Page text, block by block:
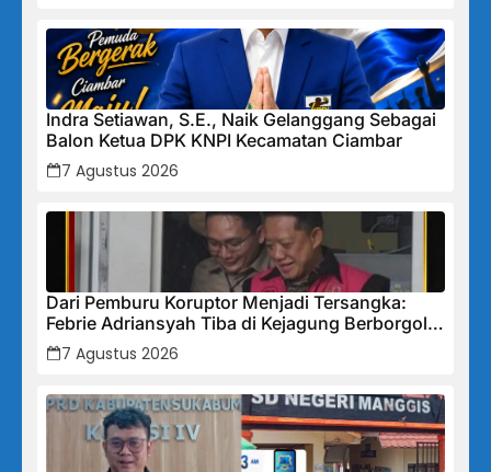
Indra Setiawan, S.E., Naik Gelanggang Sebagai
Balon Ketua DPK KNPI Kecamatan Ciambar
7 Agustus 2026
Dari Pemburu Koruptor Menjadi Tersangka:
Febrie Adriansyah Tiba di Kejagung Berborgol,
Bawa Map Biru dan Senyum Penuh Teka-teki
7 Agustus 2026